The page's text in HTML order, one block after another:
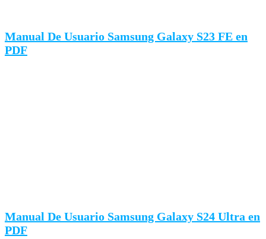
Manual De Usuario Samsung Galaxy S23 FE en
PDF
Manual De Usuario Samsung Galaxy S24 Ultra en
PDF